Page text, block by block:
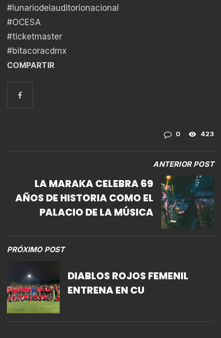
#lunariodelauditorionacional
#OCESA
#ticketmaster
#bitacoracdmx
COMPARTIR
0 423
ANTERIOR POST
LA MARAKA CELEBRA 69
AÑOS DE HISTORIA COMO EL
PALACIO DE LA MÚSICA
PRÓXIMO POST
DIABLOS ROJOS FEMENIL
ENTRENA EN CU